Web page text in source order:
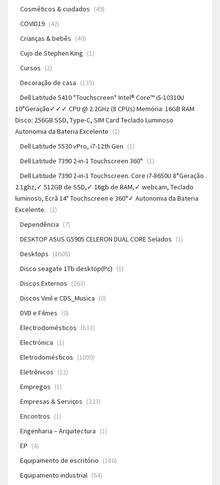
Cosméticos & cuidados (49)
COVID19 (42)
Crianças & bebês (40)
Cujo de Stephen King (1)
Cursos (2)
Decoração de casa (135)
Dell Latitude 5410 *Touchscreen* Intel® Core™ i5-10310U
10°Geração✓✓✓ CPU @ 2.2GHz (8 CPUs) Memória: 16GB RAM
Disco: 256GB SSD, Type-C, SIM Card Teclado Luminoso
Autonomia da Bateria Excelente (1)
Dell Latitude 5530 vPro, i7-12th Gen (1)
Dell Latitude 7390 2-in-1 Touchscreen 360° (1)
Dell Latitude 7390 2-in-1 Touchscreen. Core i7-8650U 8°Geração
2.1ghz,✓ 512GB de SSD,✓ 16gb de RAM,✓ webcam, Teclado
luminoso, Ecrã 14" Touchscreen e 360°✓ Autonomia da Bateria
Excelente. (1)
Dependência (7)
DESKTOP ASUS G5905 CELERON DUAL CORE Selados (1)
Desktops (1605)
Disco seagate 1Tb desktop(Pc) (1)
Discos Externos (263)
Discos Vinil e CDS_Musica (0)
DVD e Filmes (0)
Electrodomésticos (633)
Electrónica (1)
Eletrodomésticos (1099)
Eletrônicos (12)
Empregos (1)
Empresas & Serviços (323)
Encontros (1)
Engenharia – Arquitectura (1)
EP (4)
Equipamento de escritório (186)
Equipamento industrial (64)